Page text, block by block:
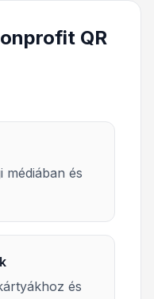
QR
médiában és
és